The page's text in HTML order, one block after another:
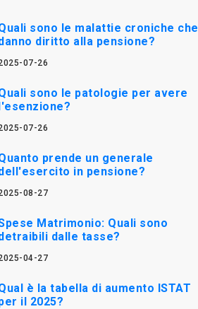
sono le malattie croniche che
diritto alla pensione?
07-26
sono le patologie per avere
07-26
prende un generale
in pensione?
08-27
Matrimonio: Quali sono
dalle tasse?
04-27
è la tabella di aumento ISTAT
il 2025?